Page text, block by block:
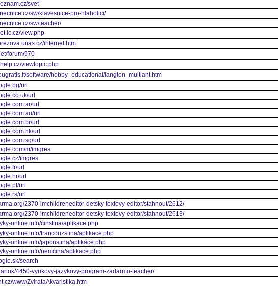
svet
sw/klavesnice-pro-hlaholici/
sw/teacher/
view.php
internet.htm
forum/970
help.cz/viewtopic.php
software/hobby_educational/langton_multiant.htm
url
url
url
url
url
url
url
m/imgres
imgres
url
url
url
url
2370-imchildreneditor-detsky-textovy-editor/stahnout/2612/
2370-imchildreneditor-detsky-textovy-editor/stahnout/2613/
online.info/cinstina/aplikace.php
online.info/francouzstina/aplikace.php
online.info/japonstina/aplikace.php
online.info/nemcina/aplikace.php
search
4450-vyukovy-jazykovy-program-zadarmo-teacher/
www/ZvirataAkvaristika.htm